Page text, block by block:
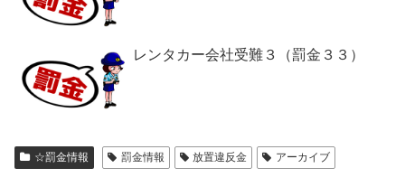
レンタカー会社受難３（罰金３３）
☆罰金情報 罰金情報 放置違反金 アーカイブ